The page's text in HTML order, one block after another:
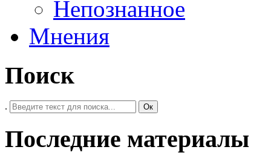
Непознанное
Мнения
Поиск
. Ок
Последние материалы